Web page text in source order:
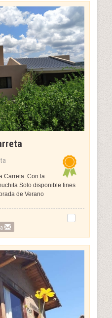
Carreta. Con la
Solo disponible fines
de Verano